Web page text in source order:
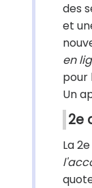
des
et
en
pour
Un
2e
La